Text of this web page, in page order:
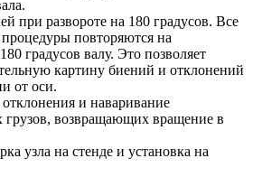
при развороте на 180 градусов. Все
повторяются на
градусов валу. Это позволяет
картину биений и отклонений
от оси.
и наваривание
грузов, возвращающих вращение в
узла на стенде и установка на